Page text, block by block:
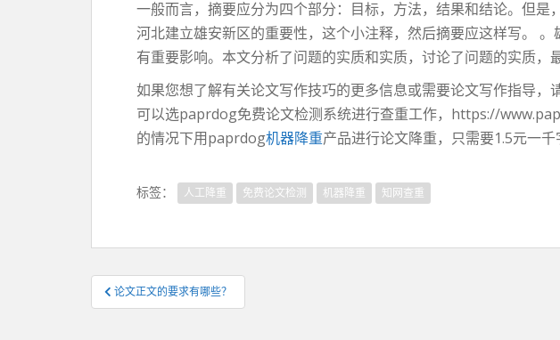
一般而言，摘要应分为四个部分：目标，方法，结果和结论。但
河北建立雄安新区的重要性，这个小注释，然后摘要应这样写。
有重要影响。本文分析了问题的实质和实质，讨论了问题的实质，
如果您想了解有关论文写作技巧的更多信息或需要论文写作指导，
可以选paprdog免费论文检测系统进行查重工作，https://
的情况下用paprdog机器降重产品进行论文降重，只需要1.5元一千
标签： 人工降重 免费论文检测 机器降重 知网查重
文
章
论文正文的要求有哪些？